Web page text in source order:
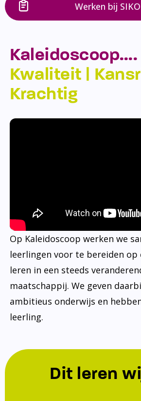
Werken bij SIKO
Kaleidoscoop….
Kwaliteit |
Krachtig
Op Kaleidoscoop werken we
leerlingen voor te bereiden op
leren in een steeds
maatschappij. We geven
ambitieus onderwijs en
leerling.
Dit leren